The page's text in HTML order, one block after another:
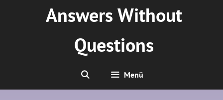
Answers Without
Questions
Menü